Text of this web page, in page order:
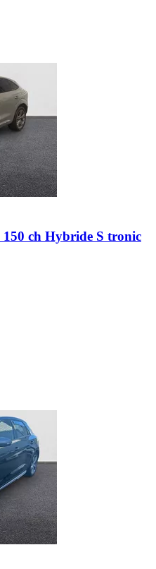
ch Hybride S tronic